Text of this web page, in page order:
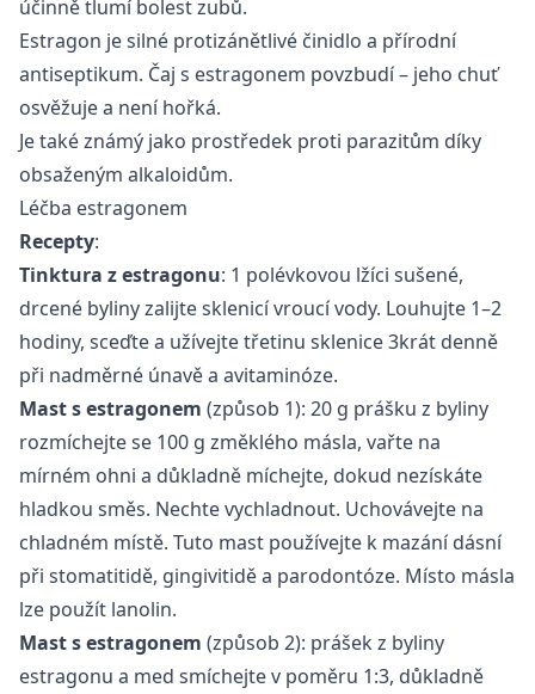
účinně tlumí bolest zubů.
Estragon je silné protizánětlivé činidlo a přírodní
antiseptikum. Čaj s estragonem povzbudí – jeho chuť
osvěžuje a není hořká.
Je také známý jako prostředek proti parazitům díky
obsaženým alkaloidům.
Léčba estragonem
Recepty:
Tinktura z estragonu: 1 polévkovou lžíci sušené,
drcené byliny zalijte sklenicí vroucí vody. Louhujte 1–2
hodiny, sceďte a užívejte třetinu sklenice 3krát denně
při nadměrné únavě a avitaminóze.
Mast s estragonem (způsob 1): 20 g prášku z byliny
rozmíchejte se 100 g změklého másla, vařte na
mírném ohni a důkladně míchejte, dokud nezískáte
hladkou směs. Nechte vychladnout. Uchovávejte na
chladném místě. Tuto mast používejte k mazání dásní
při stomatitidě, gingivitidě a parodontóze. Místo másla
lze použít lanolin.
Mast s estragonem (způsob 2): prášek z byliny
estragonu a med smíchejte v poměru 1:3, důkladně